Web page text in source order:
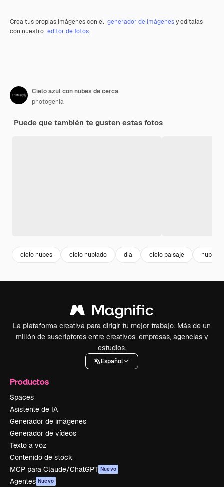
Crea tus propias imágenes con el generador de imágenesy edítalas
con nuestro editor de fotos.
Cielo azul con nubes de cerca
photogenia
Puede que también te gusten estas fotos
cielo nubes cielo nublado dia cielo paisaje nubes
La plataforma creativa para dirigir tu mejor trabajo. Más de un
millón de suscriptores entre creativos, empresas, agencias y
estudios.
Español
Productos
Spaces
Asistente de IA
Generador de imágenes
Generador de vídeos
Texto a voz
Contenido de stock
MCP para Claude/ChatGPT Nuevo
Agentes Nuevo